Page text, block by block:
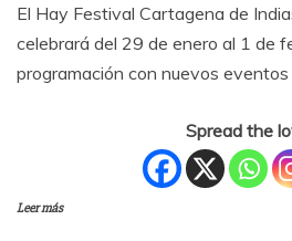
El Hay Festival Cartagena de
celebrará del 29 de enero al 1 de
programación con nuevos eventos
Spread the
Leer más